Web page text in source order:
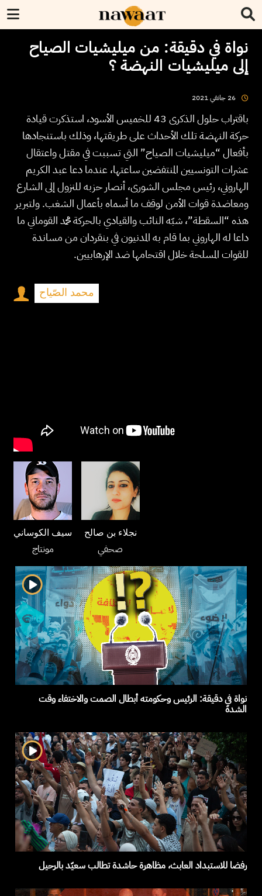
نواة في دقيقة: من ميليشيات الصياح
إلى ميليشيات النهضة ؟
26 جانفي2021
باقتراب حلول الذكرى 43 للخميس الأسود، استذكرت قيادة
حركة النهضة تلك الأحداث على طريقتها، وذلك باستنجادها
بأفعال “ميليشيات الصياح” التي تسببت في مقتل واعتقال
عشرات التونسيين المنتفضين ساعتها، عندما دعا عبد الكريم
الهاروني، رئيس مجلس الشورى، أنصار حزبه للنزول إلى الشارع
ومعاضدة قوات الأمن لوقف ما أسماه بأعمال الشغب. ولتبرير
هذه “السقطة”، شبّه النائب والقيادي بالحركة محمد القوماني ما
داعا له الهاروني بما قام به المدنيون في بنقردان من مساندة
للقوات المسلحة خلال اقتحامها ضد الإرهابيين.
محمد الصّياح
سيف الكوساني
مونتاج
نجلاء بن صالح
صحفي
نواة في دقيقة: الرئيس وحكومته أبطال الصمت والاختفاء وقت
الشدة
رفضا للاستبداد العابث، مظاهرة حاشدة تطالب سعيّد بالرحيل